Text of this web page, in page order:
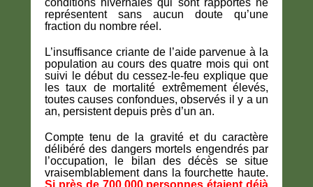
conditions hivernales qui sont rapportés ne
représentent sans aucun doute qu’une
fraction du nombre réel.
L’insuffisance criante de l’aide parvenue à la
population au cours des quatre mois qui ont
suivi le début du cessez-le-feu explique que
les taux de mortalité extrêmement élevés,
toutes causes confondues, observés il y a un
an, persistent depuis près d’un an.
Compte tenu de la gravité et du caractère
délibéré des dangers mortels engendrés par
l’occupation, le bilan des décès se situe
vraisemblablement dans la fourchette haute.